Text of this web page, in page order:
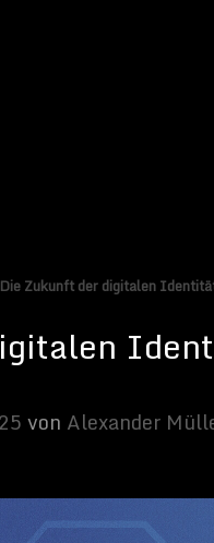
Die Zukunft der digitalen